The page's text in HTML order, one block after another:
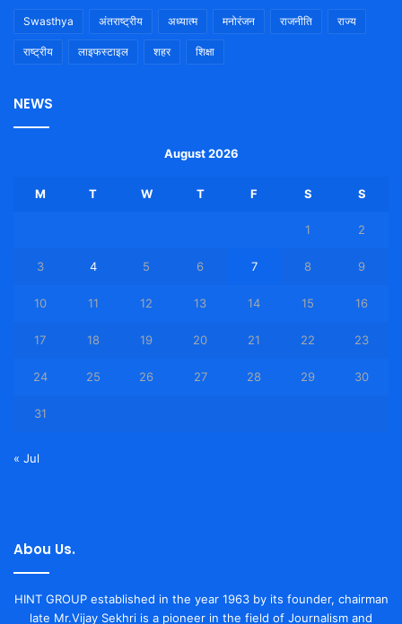
Swasthya अंतराष्ट्रीय अध्यात्म मनोरंजन राजनीति राज्य
राष्ट्रीय लाइफस्टाइल शहर शिक्षा
NEWS
August 2026
M T W T F S S
1 2
3 4 5 6 7 8 9
10 11 12 13 14 15 16
17 18 19 20 21 22 23
24 25 26 27 28 29 30
31
« Jul
Abou Us.
HINT GROUP established in the year 1963 by its founder, chairman
late Mr.Vijay Sekhri is a pioneer in the field of Journalism and